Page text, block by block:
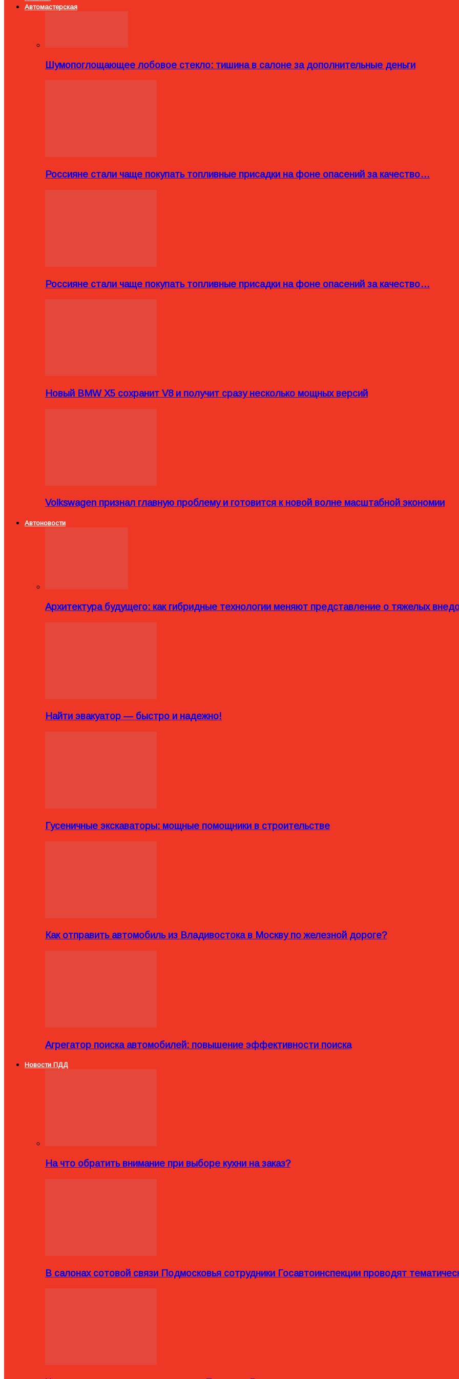
Автомастерская
Шумопоглощающее лобовое стекло: тишина в салоне за дополнительные деньги
Россияне стали чаще покупать топливные присадки на фоне опасений за качество…
Россияне стали чаще покупать топливные присадки на фоне опасений за качество…
Новый BMW X5 сохранит V8 и получит сразу несколько мощных версий
Volkswagen признал главную проблему и готовится к новой волне масштабной экономии
Автоновости
Архитектура будущего: как гибридные технологии меняют представление о тяжелых
Найти эвакуатор — быстро и надежно!
Гусеничные экскаваторы: мощные помощники в строительстве
Как отправить автомобиль из Владивостока в Москву по железной дороге?
Агрегатор поиска автомобилей: повышение эффективности поиска
Новости ПДД
На что обратить внимание при выборе кухни на заказ?
В салонах сотовой связи Подмосковья сотрудники Госавтоинспекции проводят